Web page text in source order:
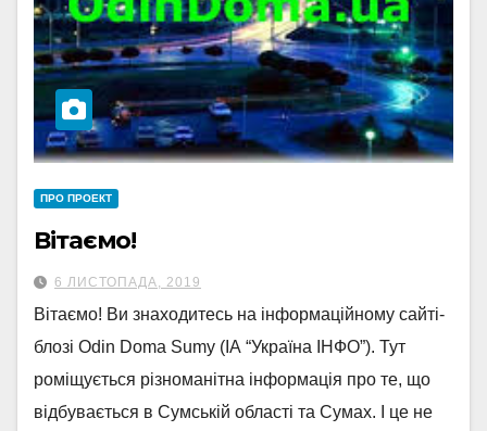
ПРО ПРОЕКТ
Вітаємо!
6 ЛИСТОПАДА, 2019
Вітаємо! Ви знаходитесь на інформаційному сайті-
блозі Odin Doma Sumy (ІА “Україна ІНФО”). Тут
роміщується різноманітна інформація про те, що
відбувається в Сумській області та Сумах. І це не